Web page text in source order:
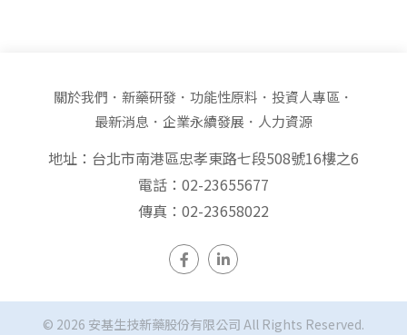
關於我們 新藥研發 功能性原料
投資人專區
最新消息
企業永續發展 人力資源
地址：台北市南港區忠孝東路七段508號16樓之6
電話：02-23655677
傳真：02-23658022
© 2026 安基生技新藥股份有限公司 All Rights Reserved.